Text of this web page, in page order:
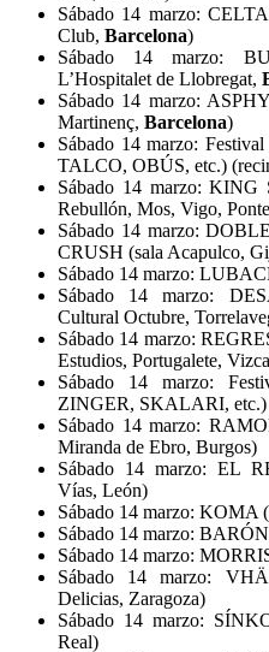
Sábado 14 marzo:
Club, Barcelona)
Sábado 14 marzo:
L’Hospitalet de Llobregat,
Sábado 14 marzo:
Martinenç, Barcelona)
Sábado 14 marzo:
TALCO, OBÚS, etc.)
Sábado 14 marzo:
Rebullón, Mos, Vigo,
Sábado 14 marzo:
CRUSH (sala Acapulco,
Sábado 14 marzo:
Sábado 14 marzo:
Cultural Octubre,
Sábado 14 marzo:
Estudios, Portugalete,
Sábado 14 marzo:
ZINGER, SKALARI, etc.)
Sábado 14 marzo:
Miranda de Ebro, Burgos)
Sábado 14 marzo: EL
Vías, León)
Sábado 14 marzo: KOMA
Sábado 14 marzo:
Sábado 14 marzo:
Sábado 14 marzo:
Delicias, Zaragoza)
Sábado 14 marzo:
Real)